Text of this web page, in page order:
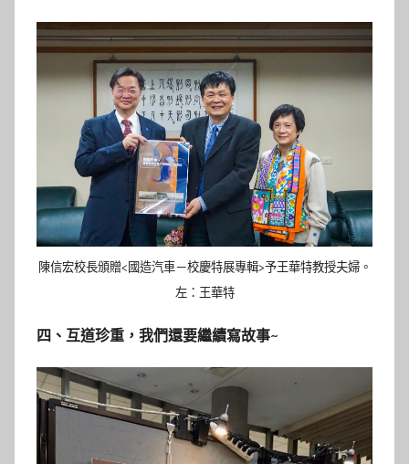
陳信宏校長頒贈<國造汽車－校慶特展專輯>予王華特教授夫婦。
左：王華特
四、互道珍重，我們還要繼續寫故事~